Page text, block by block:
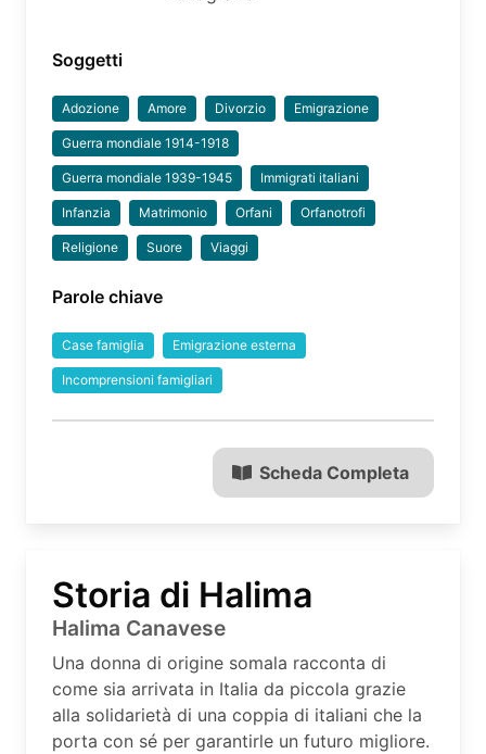
Soggetti
Adozione Amore Divorzio Emigrazione
Guerra mondiale 1914-1918
Guerra mondiale 1939-1945 Immigrati italiani
Infanzia Matrimonio Orfani Orfanotrofi
Religione Suore Viaggi
Parole chiave
Case famiglia Emigrazione esterna
Incomprensioni famigliari
Scheda Completa
Storia di Halima
Halima Canavese
Una donna di origine somala racconta di
come sia arrivata in Italia da piccola grazie
alla solidarietà di una coppia di italiani che la
porta con sé per garantirle un futuro migliore.